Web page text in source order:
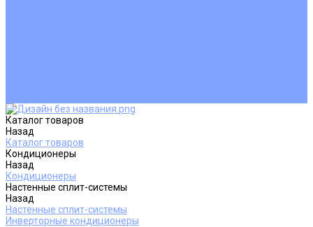
Каталог товаров
Назад
Каталог товаров
Кондиционеры
Назад
Кондиционеры
Настенные сплит-системы
Назад
Настенные сплит-системы
Инверторные кондиционеры